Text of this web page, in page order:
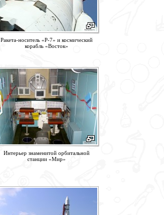
Ракета-носитель «Р-7» и космический
корабль «Восток»
Интерьер знаменитой орбитальной
станции «Мир»